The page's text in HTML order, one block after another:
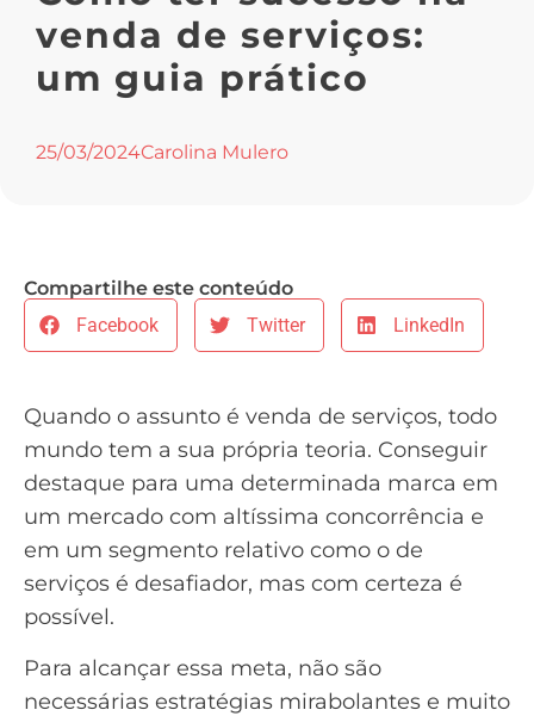
venda de serviços:
um guia prático
25/03/2024Carolina Mulero
Compartilhe este conteúdo
Facebook
Twitter LinkedIn
Quando o assunto é venda de serviços, todo
mundo tem a sua própria teoria. Conseguir
destaque para uma determinada marca em
um mercado com altíssima concorrência e
em um segmento relativo como o de
serviços é desafiador, mas com certeza é
possível.
Para alcançar essa meta, não são
necessárias estratégias mirabolantes e muito